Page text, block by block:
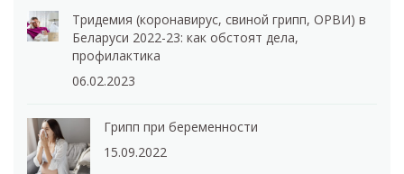
Тридемия (коронавирус, свиной грипп, ОРВИ) в
Беларуси 2022-23: как обстоят дела,
профилактика
06.02.2023
Грипп при беременности
15.09.2022